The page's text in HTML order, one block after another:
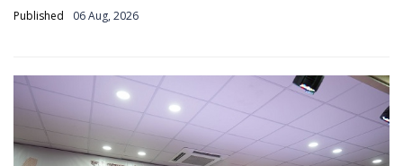
Published 06 Aug, 2026